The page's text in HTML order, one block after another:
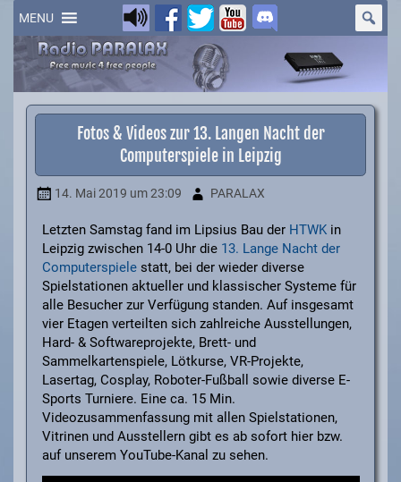
Skip
content
MENU
Fotos & Videos zur 13. Langen Nacht der
Computerspiele in Leipzig
14. Mai 2019 um 23:09 PARALAX
Letzten Samstag fand im Lipsius Bau der HTWKin
Leipzig zwischen 14-0 Uhr die 13. Lange Nacht der
Computerspielestatt, bei der wieder diverse
Spielstationen aktueller und klassischer Systeme für
alle Besucher zur Verfügung standen. Auf insgesamt
vier Etagen verteilten sich zahlreiche Ausstellungen,
Hard- & Softwareprojekte, Brett- und
Sammelkartenspiele, Lötkurse, VR-Projekte,
Lasertag, Cosplay, Roboter-Fußball sowie diverse E-
Sports Turniere. Eine ca. 15 Min.
Videozusammenfassung mit allen Spielstationen,
Vitrinen und Ausstellern gibt es ab sofort hier bzw.
auf unserem YouTube-Kanal zu sehen.